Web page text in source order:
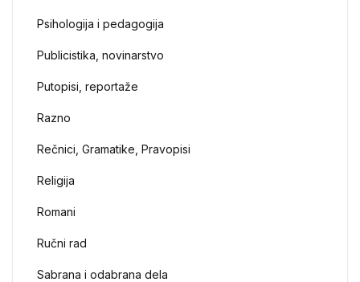
Psihologija i pedagogija
Publicistika, novinarstvo
Putopisi, reportaže
Razno
Rečnici, Gramatike, Pravopisi
Religija
Romani
Ručni rad
Sabrana i odabrana dela